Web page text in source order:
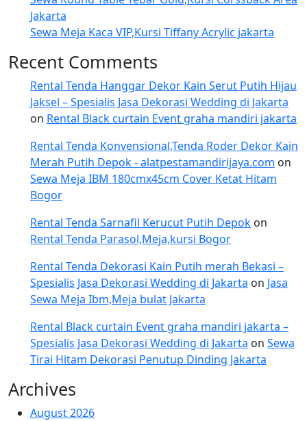
Jakarta
Sewa Meja Kaca VIP,Kursi Tiffany Acrylic jakarta
Recent Comments
Rental Tenda Hanggar Dekor Kain Serut Putih Hijau
Jaksel – Spesialis Jasa Dekorasi Wedding di Jakarta
on Rental Black curtain Event graha mandiri jakarta
Rental Tenda Konvensional,Tenda Roder Dekor Kain
Merah Putih Depok - alatpestamandirijaya.com on
Sewa Meja IBM 180cmx45cm Cover Ketat Hitam
Bogor
Rental Tenda Sarnafil Kerucut Putih Depok on
Rental Tenda Parasol,Meja,kursi Bogor
Rental Tenda Dekorasi Kain Putih merah Bekasi –
Spesialis Jasa Dekorasi Wedding di Jakarta on Jasa
Sewa Meja Ibm,Meja bulat Jakarta
Rental Black curtain Event graha mandiri jakarta –
Spesialis Jasa Dekorasi Wedding di Jakarta on Sewa
Tirai Hitam Dekorasi Penutup Dinding Jakarta
Archives
August 2026